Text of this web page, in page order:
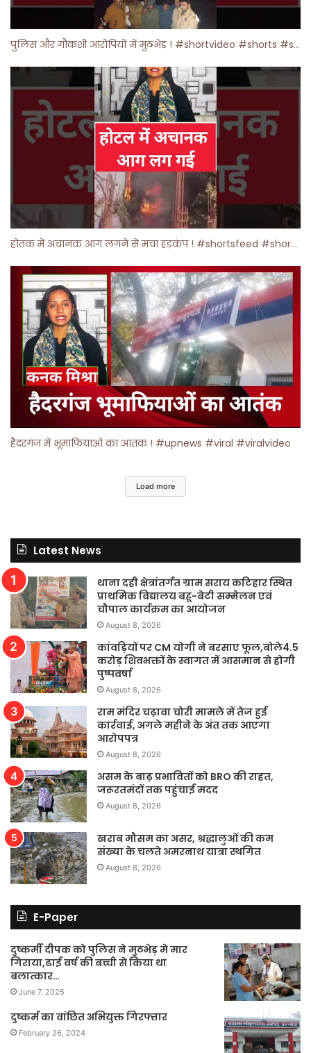
पुलिस और गौकशी आरोपियों में मुठभेड़ ! #shortvideo #shorts #shortsfeed
होतक में अचानक आग लगने से मचा हड़कंप ! #shortsfeed #shorts #viralshorts
हैदरगंज में भूमाफियाओं का आतंक ! #upnews #viral #viralvideo
Load more
Latest News
थाना दही क्षेत्रांतर्गत ग्राम सराय कटिहार स्थित
प्राथमिक विद्यालय बहू-बेटी सम्मेलन एवं
चौपाल कार्यक्रम का आयोजन
August 8, 2026
कांवड़ियों पर CM योगी ने बरसाए फूल,बोले4.5
करोड़ शिवभक्तों के स्वागत में आसमान से होगी
पुष्पवर्षा
August 8, 2026
राम मंदिर चढ़ावा चोरी मामले में तेज हुई
कार्रवाई, अगले महीने के अंत तक आएगा
आरोपपत्र
August 8, 2026
असम के बाढ़ प्रभावितों को BRO की राहत,
जरूरतमंदों तक पहुंचाई मदद
August 8, 2026
खराब मौसम का असर, श्रद्धालुओं की कम
संख्या के चलते अमरनाथ यात्रा स्थगित
August 8, 2026
E-Paper
दुष्कर्मी दीपक को पुलिस ने मुठभेड़ मे मार
गिराया,ढाई वर्ष की बच्ची से किया था
बलात्कार…
June 7, 2025
दुष्कर्म का वांछित अभियुक्त गिरफ्तार
February 26, 2024